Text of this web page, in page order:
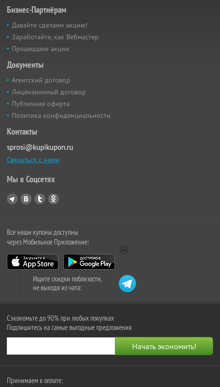
Бизнес-Партнёрам
Давайте сделаем акцию!
Заработайте, как Вебмастер
Прошедшие акции
Документы
Агентский договор
Лицензионный договор
Публичная оферта
Политика конфиденциальности
Контакты
sprosi@kupikupon.ru
Связаться с нами
Мы в Соцсетях
Все наши купоны доступны
через Мобильное Приложение:
Ищите скидки поблизости,
не выходя из чата:
Сэкономьте до 90% при любых покупках
Подпишитесь на самые выгодные предложения
Принимаем к оплате: